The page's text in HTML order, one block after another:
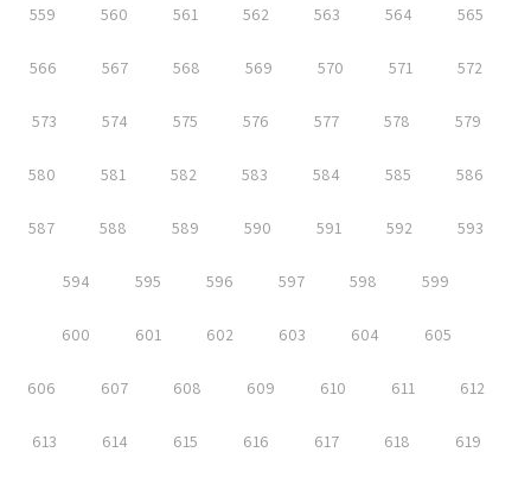
559 560 561 562 563 564 565
566 567 568 569 570 571 572
573 574 575 576 577 578 579
580 581 582 583 584 585 586
587 588 589 590 591 592 593
594 595 596 597 598 599
600 601 602 603 604 605
606 607 608 609 610 611 612
613 614 615 616 617 618 619